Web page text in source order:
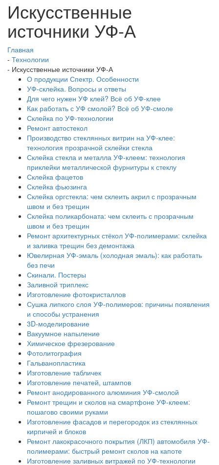
Искусственные
источники УФ-А
Главная
- Технологии
- Искусственные источники УФ-А
О продукции Спектр. Особенности
УФ-склейка. Вопросы и ответы
Для чего нужен УФ клей? Всё об УФ-клее
Как работать с УФ смолой? Всё об УФ-смоле
Склейка по УФ-технологии
Ремонт автостекол
Производство стеклянных витрин на УФ-клее:
технология прозрачной склейки стекла
Склейка стекла и металла УФ-клеем: технология
приклейки металлической фурнитуры к стеклу
Склейка фацетов
Склейка фьюзинга
Склейка оргстекла: чем склеить акрил с прозрачным
швом и без трещин
Склейка поликарбоната: чем склеить с прозрачным
швом и без трещин
Ремонт архитектурных стёкол УФ-полимерами: склейка
и заливка трещин без демонтажа
Ювелирная УФ-эмаль (холодная эмаль): как работать
без печи
Скинали. Постеры
Заливной триплекс
Изготовление фотокристаллов
Сушка липкого слоя УФ-полимеров: причины появления
и способы устранения
3D-моделирование
Вакуумное напыление
Химическое фрезерование
Фотолитография
Гальванопластика
Изготовление табличек
Изготовление печатей, штампов
Ремонт анодированного алюминия УФ-смолой
Ремонт трещин и сколов на смартфоне УФ-клеем:
пошагово своими руками
Изготовление фасадов и перегородок из стеклянных
кирпичей и блоков
Ремонт лакокрасочного покрытия (ЛКП) автомобиля УФ-
полимерами: быстрый ремонт сколов на капоте
Изготовление заливных витражей по УФ-технологии